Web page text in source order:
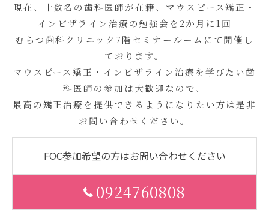
現在、十数名の歯科医師が在籍、マウスピース矯正・
インビザライン治療の勉強会を2か月に1回
むらつ歯科クリニック7階セミナールームにて開催し
ております。
マウスピース矯正・インビザライン治療を学びたい歯
科医師の参加は大歓迎なので、
最高の矯正治療を提供できるようになりたい方は是非
お問い合わせください。
FOC参加希望の方はお問い合わせください
0924760808